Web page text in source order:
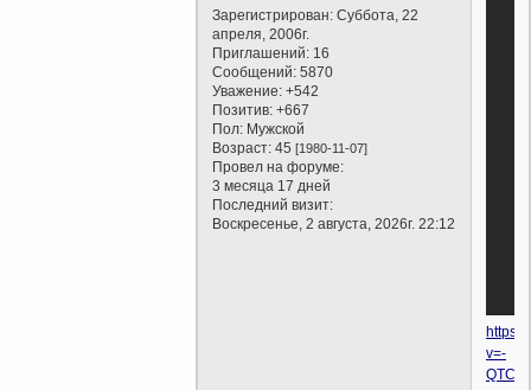
Зарегистрирован: Суббота, 22
апреля, 2006г.
Приглашений: 16
Сообщений: 5870
Уважение: +542
Позитив: +667
Пол: Мужской
Возраст: 45[1980-11-07]
Провел на форуме:
3 месяца 17 дней
Последний визит:
Воскресенье, 2 августа, 2026г. 22:12
v=-